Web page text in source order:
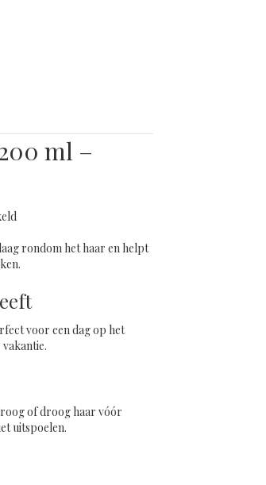
ml –
creme
200
–
Sunlijn
rondom het haar en helpt
voor een dag op het
of droog haar vóór
uitspoelen.